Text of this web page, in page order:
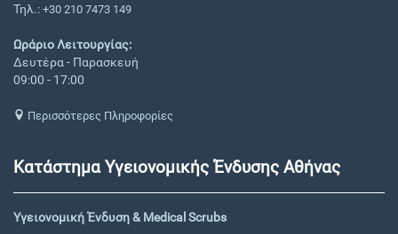
Τηλ.: +30 210 7473 149
Ωράριο Λειτουργίας:
Δευτέρα - Παρασκευή
09:00 - 17:00
Περισσότερες Πληροφορίες
Κατάστημα Υγειονομικής Ένδυσης Αθήνας
Υγειονομική Ένδυση & Medical Scrubs